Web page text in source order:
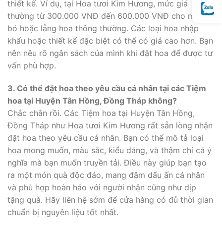
thiết kế. Ví dụ, tại Hoa tươi Kim Hương, mức giá
thường từ 300.000 VNĐ đến 600.000 VNĐ cho một
bó hoặc lẵng hoa thông thường. Các loại hoa nhập
khẩu hoặc thiết kế đặc biệt có thể có giá cao hơn. Bạn
nên nêu rõ ngân sách của mình khi đặt hoa để được tư
vấn phù hợp.
3. Có thể đặt hoa theo yêu cầu cá nhân tại các Tiệm
hoa tại Huyện Tân Hồng, Đồng Tháp không?
Chắc chắn rồi. Các Tiệm hoa tại Huyện Tân Hồng,
Đồng Tháp như Hoa tươi Kim Hương rất sẵn lòng nhận
đặt hoa theo yêu cầu cá nhân. Bạn có thể mô tả loại
hoa mong muốn, màu sắc, kiểu dáng, và thậm chí cả ý
nghĩa mà bạn muốn truyền tải. Điều này giúp bạn tạo
ra một món quà độc đáo, mang đậm dấu ấn cá nhân
và phù hợp hoàn hảo với người nhận cũng như dịp
tặng quà. Hãy liên hệ sớm để cửa hàng có đủ thời gian
chuẩn bị nguyên liệu tốt nhất.